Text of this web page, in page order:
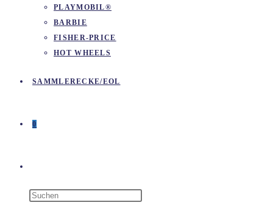
PLAYMOBIL®
BARBIE
FISHER-PRICE
HOT WHEELS
SAMMLERECKE/EOL
0